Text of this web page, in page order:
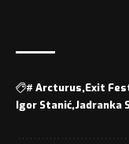
# Arcturus Exit
Igor Stanić Jadranka